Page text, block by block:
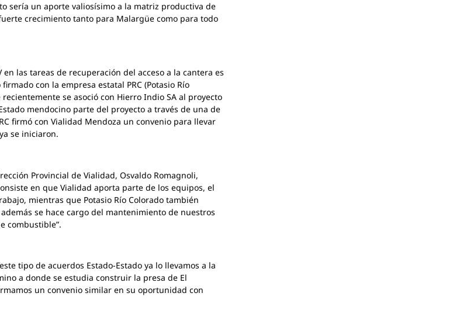
sería un aporte valiosísimo a la matriz productiva de
crecimiento tanto para Malargüe como para todo
en las tareas de recuperación del acceso a la cantera es
con la empresa estatal PRC (Potasio Río
se asoció con Hierro Indio SA al proyecto
mendocino parte del proyecto a través de una de
firmó con Vialidad Mendoza un convenio para llevar
se iniciaron.
Provincial de Vialidad, Osvaldo Romagnoli,
en que Vialidad aporta parte de los equipos, el
mientras que Potasio Río Colorado también
se hace cargo del mantenimiento de nuestros
combustible”.
tipo de acuerdos Estado-Estado ya lo llevamos a la
a donde se estudia construir la presa de El
un convenio similar en su oportunidad con